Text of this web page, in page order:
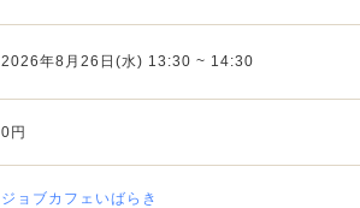
2026年8月26日(水) 13:30 ~ 14:30
0円
ジョブカフェいばらき